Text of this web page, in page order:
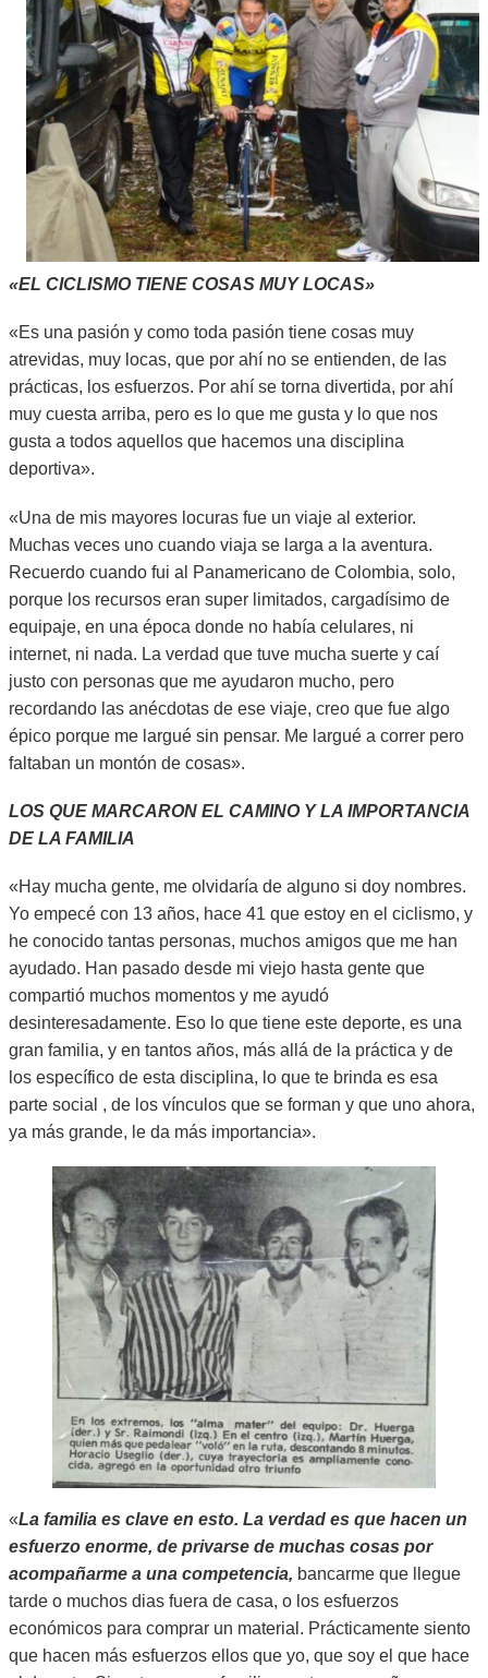
«EL CICLISMO TIENE COSAS MUY LOCAS»
«Es una pasión y como toda pasión tiene cosas muy
atrevidas, muy locas, que por ahí no se entienden, de las
prácticas, los esfuerzos. Por ahí se torna divertida, por ahí
muy cuesta arriba, pero es lo que me gusta y lo que nos
gusta a todos aquellos que hacemos una disciplina
deportiva».
«Una de mis mayores locuras fue un viaje al exterior.
Muchas veces uno cuando viaja se larga a la aventura.
Recuerdo cuando fui al Panamericano de Colombia, solo,
porque los recursos eran super limitados, cargadísimo de
equipaje, en una época donde no había celulares, ni
internet, ni nada. La verdad que tuve mucha suerte y caí
justo con personas que me ayudaron mucho, pero
recordando las anécdotas de ese viaje, creo que fue algo
épico porque me largué sin pensar. Me largué a correr pero
faltaban un montón de cosas».
LOS QUE MARCARON EL CAMINO Y LA IMPORTANCIA
DE LA FAMILIA
«Hay mucha gente, me olvidaría de alguno si doy nombres.
Yo empecé con 13 años, hace 41 que estoy en el ciclismo, y
he conocido tantas personas, muchos amigos que me han
ayudado. Han pasado desde mi viejo hasta gente que
compartió muchos momentos y me ayudó
desinteresadamente. Eso lo que tiene este deporte, es una
gran familia, y en tantos años, más allá de la práctica y de
los específico de esta disciplina, lo que te brinda es esa
parte social , de los vínculos que se forman y que uno ahora,
ya más grande, le da más importancia».
«La familia es clave en esto. La verdad es que hacen un
esfuerzo enorme, de privarse de muchas cosas por
acompañarme a una competencia, bancarme que llegue
tarde o muchos dias fuera de casa, o los esfuerzos
económicos para comprar un material. Prácticamente siento
que hacen más esfuerzos ellos que yo, que soy el que hace